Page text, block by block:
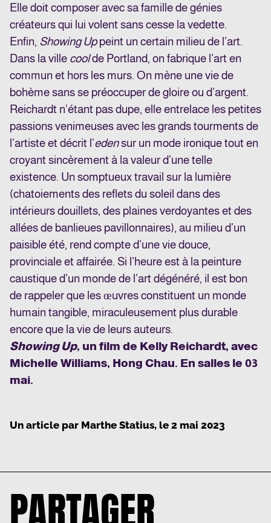
Elle doit composer avec sa famille de génies
créateurs qui lui volent sans cesse la vedette.
Enfin, Showing Uppeint un certain milieu de l’art.
Dans la ville coolde Portland, on fabrique l’art en
commun et hors les murs. On mène une vie de
bohème sans se préoccuper de gloire ou d’argent.
Reichardt n’étant pas dupe, elle entrelace les petites
passions venimeuses avec les grands tourments de
l’artiste et décrit l’edensur un mode ironique tout en
croyant sincèrement à la valeur d’une telle
existence. Un somptueux travail sur la lumière
(chatoiements des reflets du soleil dans des
intérieurs douillets, des plaines verdoyantes et des
allées de banlieues pavillonnaires), au milieu d’un
paisible été, rend compte d’une vie douce,
provinciale et affairée. Si l’heure est à la peinture
caustique d’un monde de l’art dégénéré, il est bon
de rappeler que les œuvres constituent un monde
humain tangible, miraculeusement plus durable
encore que la vie de leurs auteurs.
Showing Up, un film de Kelly Reichardt, avec
Michelle Williams, Hong Chau. En salles le 03
mai.
Un article par Marthe Statius, le 2 mai 2023
PARTAGER